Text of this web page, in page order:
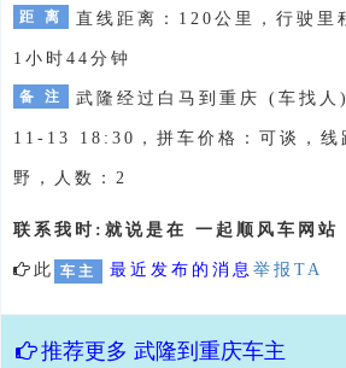
距 离 直线距离：120公里，行驶里
1小时44分钟
备 注 武隆经过白马到重庆 (车找
11-13 18:30，拼车价格：可谈，线
野，人数：2
联系我时:就说是在 一起顺风车网站
此 车主 最近发布的消息 举报TA
推荐更多 武隆到重庆车主